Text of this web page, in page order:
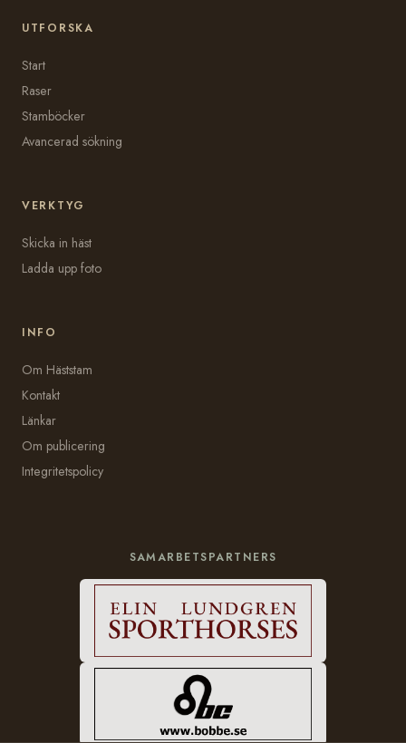
UTFORSKA
Start
Raser
Stamböcker
Avancerad sökning
VERKTYG
Skicka in häst
Ladda upp foto
INFO
Om Häststam
Kontakt
Länkar
Om publicering
Integritetspolicy
SAMARBETSPARTNERS